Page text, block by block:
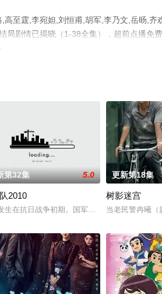
至霆,李宛妲,刘恒甫,胡军,李乃文,岳旸,齐
局剧情已揭晓（1-38全集），超前点播免
猫或剧情网等平台了解。
女林太平（杨玏饰）、王动（孙艺洲饰）
的诡异身影出现——这个被人们称作“幻术
第32集 5.0
2010
生在抗日战争初期。国军中校马烽（宋佳伦
更新第18集
树影迷宫
当老民警冉曦